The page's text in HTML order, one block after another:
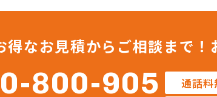
横川食販株式会社一里販売
河内町エルピーガス協同組合
株式会社JAエルサポート
株式会社JAエルサポート
得なお見積からご相談まで！
800-905
通話料